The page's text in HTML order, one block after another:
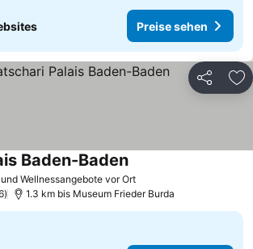
Preise sehen
Teilen
Wellnessangebote vor OrtPreise sehen
Baden-BadenPreise sehen
1.3 km bis Museum Frieder Burda